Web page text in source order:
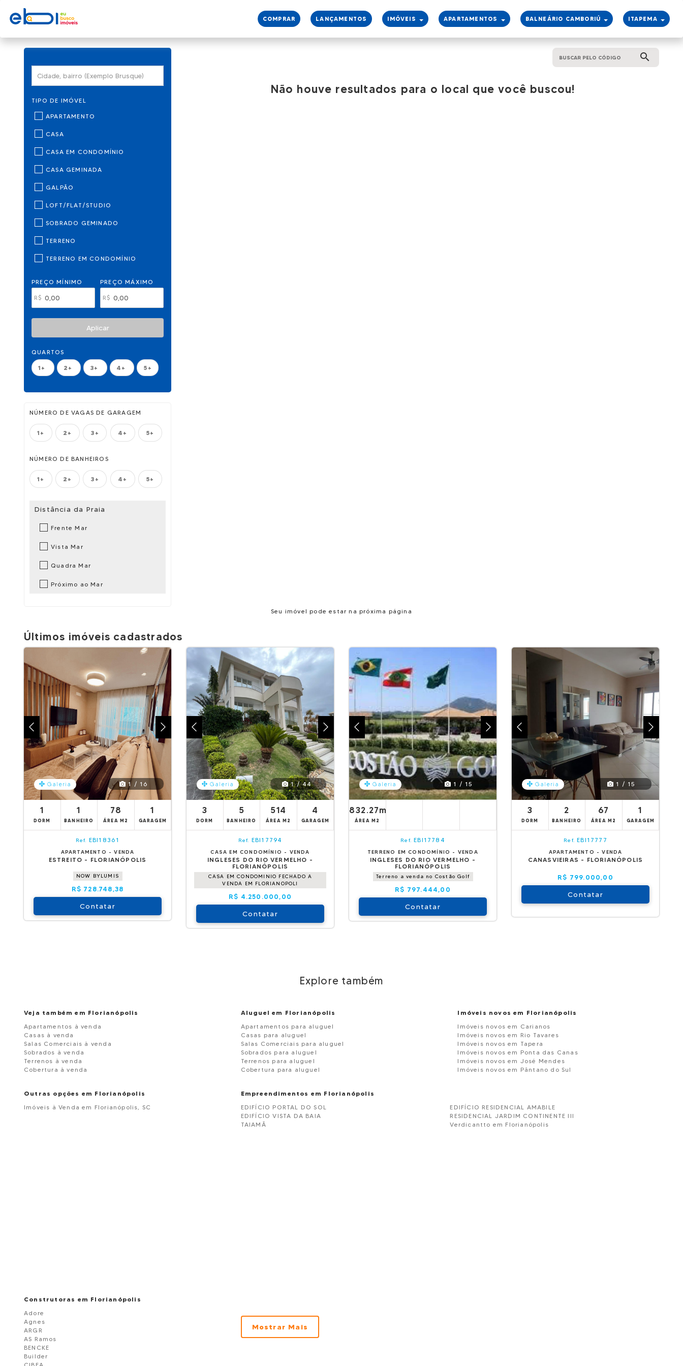
COMPRAR LANÇAMENTOS IMÓVEIS APARTAMENTOS BALNEÁRIO CAMBORIÚ ITAPEMA
TIPO DE IMÓVEL
APARTAMENTO
CASA
CASA EM CONDOMÍNIO
CASA GEMINADA
GALPÃO
LOFT/FLAT/STUDIO
SOBRADO GEMINADO
TERRENO
TERRENO EM CONDOMÍNIO
PREÇO MÍNIMO
R$
PREÇO MÁXIMO
R$
Aplicar
QUARTOS
1+ 2+ 3+ 4+ 5+
NÚMERO DE VAGAS DE GARAGEM
1+ 2+ 3+ 4+ 5+
NÚMERO DE BANHEIROS
1+ 2+ 3+ 4+ 5+
Distância da Praia
Frente Mar
Vista Mar
Quadra Mar
Próximo ao Mar
search
Não houve resultados para o local que você buscou!
Seu imóvel pode estar na próxima página
Últimos imóveis cadastrados
Galeria 1 / 16
1
DORM
1
BANHEIRO
78
ÁREA M2
1
GARAGEM
Ref. EBI18361
APARTAMENTO - VENDA
ESTREITO - FLORIANÓPOLIS
NOW BYLUMIS
R$ 728.748,38
Contatar
Galeria 1 / 44
3
DORM
5
BANHEIRO
514
ÁREA M2
4
GARAGEM
Ref. EBI17794
CASA EM CONDOMÍNIO - VENDA
INGLESES DO RIO VERMELHO -
FLORIANÓPOLIS
CASA EM CONDOMINIO FECHADO A
VENDA EM FLORIANOPOLI
R$ 4.250.000,00
Contatar
Galeria 1 / 15
832.27m²
ÁREA M2
Ref. EBI17784
TERRENO EM CONDOMÍNIO - VENDA
INGLESES DO RIO VERMELHO -
FLORIANÓPOLIS
Terreno a venda no Costão Golf
R$ 797.444,00
Contatar
Galeria 1 / 15
3
DORM
2
BANHEIRO
67
ÁREA M2
1
GARAGEM
Ref. EBI17777
APARTAMENTO - VENDA
CANASVIEIRAS - FLORIANÓPOLIS
R$ 799.000,00
Contatar
Explore também
Veja também em Florianópolis
Apartamentos à venda
Casas à venda
Salas Comerciais à venda
Sobrados à venda
Terrenos à venda
Cobertura à venda
Aluguel em Florianópolis
Apartamentos para aluguel
Casas para aluguel
Salas Comerciais para aluguel
Sobrados para aluguel
Terrenos para aluguel
Cobertura para aluguel
Imóveis novos em Florianópolis
Imóveis novos em Carianos
Imóveis novos em Rio Tavares
Imóveis novos em Tapera
Imóveis novos em Ponta das Canas
Imóveis novos em José Mendes
Imóveis novos em Pântano do Sul
Outras opções em Florianópolis
Imóveis à Venda em Florianópolis, SC
Empreendimentos em Florianópolis
EDIFÍCIO PORTAL DO SOL
EDIFÍCIO RESIDENCIAL AMABILE
EDIFÍCIO VISTA DA BAIA
RESIDENCIAL JARDIM CONTINENTE III
TAIAMÃ
Verdicantto em Florianópolis
Construtoras em Florianópolis
Adore
Agnes
ARGR
AS Ramos
BENCKE
Builder
Mostrar Mais